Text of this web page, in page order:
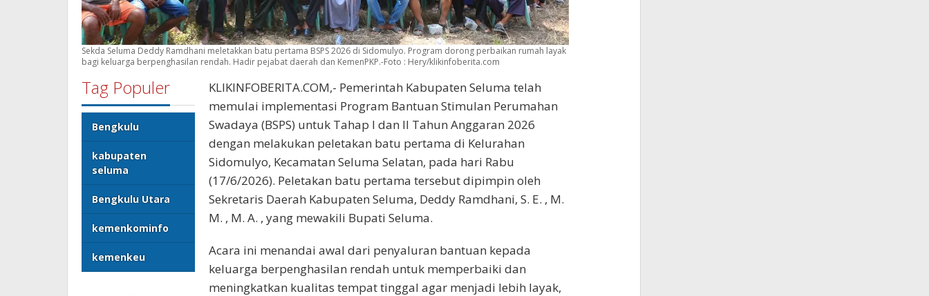
Sekda Seluma Deddy Ramdhani meletakkan batu pertama BSPS 2026 di Sidomulyo. Program dorong perbaikan rumah layak
bagi keluarga berpenghasilan rendah. Hadir pejabat daerah dan KemenPKP.-Foto : Hery/klikinfoberita.com
Tag Populer
Bengkulu
kabupaten
seluma
Bengkulu Utara
kemenkominfo
kemenkeu
KLIKINFOBERITA.COM,- Pemerintah Kabupaten Seluma telah
memulai implementasi Program Bantuan Stimulan Perumahan
Swadaya (BSPS) untuk Tahap I dan II Tahun Anggaran 2026
dengan melakukan peletakan batu pertama di Kelurahan
Sidomulyo, Kecamatan Seluma Selatan, pada hari Rabu
(17/6/2026). Peletakan batu pertama tersebut dipimpin oleh
Sekretaris Daerah Kabupaten Seluma, Deddy Ramdhani, S. E. , M.
M. , M. A. , yang mewakili Bupati Seluma.
Acara ini menandai awal dari penyaluran bantuan kepada
keluarga berpenghasilan rendah untuk memperbaiki dan
meningkatkan kualitas tempat tinggal agar menjadi lebih layak,